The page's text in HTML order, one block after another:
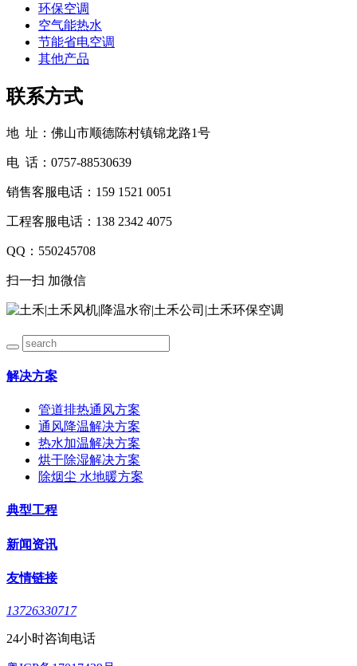
环保空调
空气能热水
节能省电空调
其他产品
联系方式
地 址：佛山市顺德陈村镇锦龙路1号
电 话：0757-88530639
销售客服电话：159 1521 0051
工程客服电话：138 2342 4075
QQ：550245708
扫一扫 加微信
解决方案
管道排热通风方案
通风降温解决方案
热水加温解决方案
烘干除湿解决方案
除烟尘 水地暖方案
典型工程
新闻资讯
友情链接
13726330717
24小时咨询电话